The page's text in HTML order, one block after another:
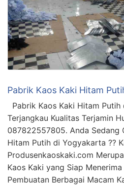
Pabrik Kaos Kaki Hitam
Pabrik Kaos Kaki Hitam
Terjangkau Kualitas Terjamin
087822557805. Anda Sedang
Hitam Putih di Yogyakarta ??
Produsenkaoskaki.com
Kaos Kaki yang Siap
Pembuatan Berbagai Macam